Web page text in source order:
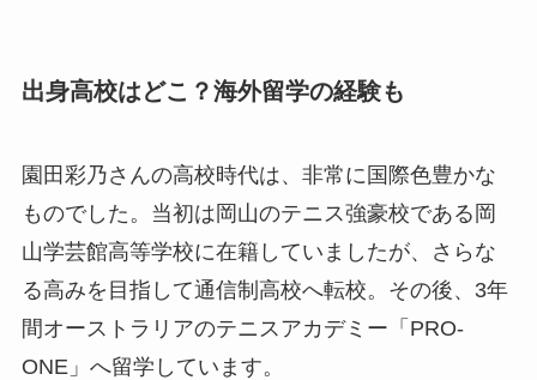
出身高校はどこ？海外留学の経験も
園田彩乃さんの高校時代は、非常に国際色豊かな
ものでした。当初は岡山のテニス強豪校である岡
山学芸館高等学校に在籍していましたが、さらな
る高みを目指して通信制高校へ転校。その後、3年
間オーストラリアのテニスアカデミー「PRO-
ONE」へ留学しています。